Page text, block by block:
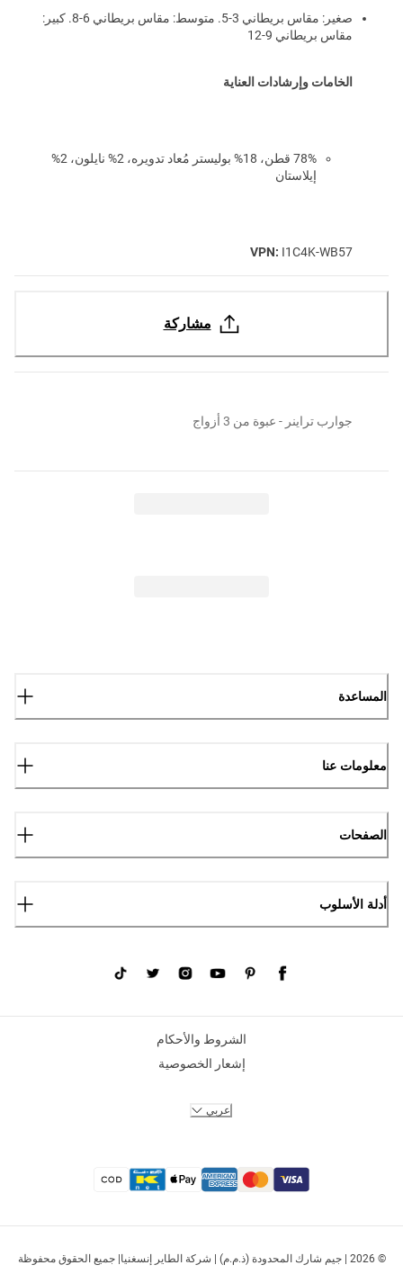
صغير: مقاس بريطاني 3-5. متوسط: مقاس بريطاني 6-8. كبير:
مقاس بريطاني 9-12
الخامات وإرشادات العناية
78% قطن، 18% بوليستر مُعاد تدويره، 2% نايلون، 2%
إيلاستان
VPN: I1C4K-WB57
مشاركة
جوارب تراينر - عبوة من 3 أزواج
المساعدة
معلومات عنا
الصفحات
أدلة الأسلوب
© 2026 | جيم شارك المحدودة (ذ.م.م) | شركة الطاير إنسغنيا| جميع الحقوق محفوظة
الشروط والأحكام
إشعار الخصوصية
عربي